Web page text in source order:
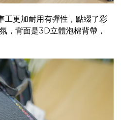
工更加耐用有彈性，點綴了彩
，背面是3D立體泡棉背帶，